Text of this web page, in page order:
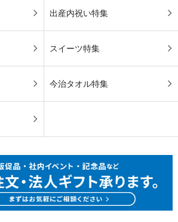
出産内祝い特集
スイーツ特集
今治タオル特集